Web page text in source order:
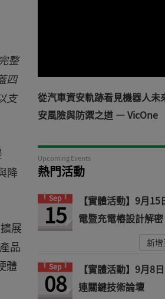
整
四
支
降
展
品
體
從汽車資安軌跡看見機器人未
安風險與防禦之道 — VicOne
Upcoming Events
熱門活動
Sep
15
【實體活動】9月
電暨充電樁設計解密
新
Sep
08
【實體活動】9月8
連關鍵技術論壇